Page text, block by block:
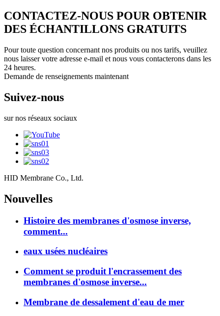
CONTACTEZ-NOUS POUR OBTENIR
DES ÉCHANTILLONS GRATUITS
Pour toute question concernant nos produits ou nos tarifs, veuillez
nous laisser votre adresse e-mail et nous vous contacterons dans les
24 heures.
Demande de renseignements maintenant
Suivez-nous
sur nos réseaux sociaux
HID Membrane Co., Ltd.
Nouvelles
Histoire des membranes d'osmose inverse,
comment...
eaux usées nucléaires
Comment se produit l'encrassement des
membranes d'osmose inverse...
Membrane de dessalement d'eau de mer